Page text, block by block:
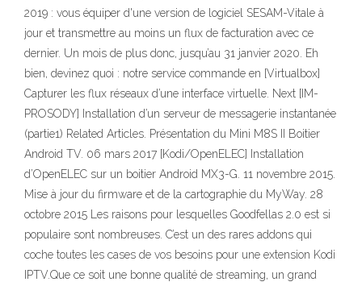
2019 : vous équiper d'une version de logiciel SESAM-Vitale à
jour et transmettre au moins un flux de facturation avec ce
dernier. Un mois de plus donc, jusqu’au 31 janvier 2020. Eh
bien, devinez quoi : notre service commande en [Virtualbox]
Capturer les flux réseaux d’une interface virtuelle. Next [IM-
PROSODY] Installation d’un serveur de messagerie instantanée
(partie1) Related Articles. Présentation du Mini M8S II Boitier
Android TV. 06 mars 2017 [Kodi/OpenELEC] Installation
d’OpenELEC sur un boitier Android MX3-G. 11 novembre 2015.
Mise à jour du firmware et de la cartographie du MyWay. 28
octobre 2015 Les raisons pour lesquelles Goodfellas 2.0 est si
populaire sont nombreuses. C’est un des rares addons qui
coche toutes les cases de vos besoins pour une extension Kodi
IPTV.Que ce soit une bonne qualité de streaming, un grand